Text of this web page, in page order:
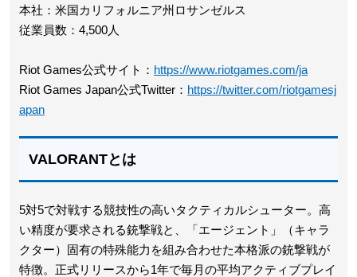
本社：米国カリフォルニア州ロサンゼルス
従業員数：4,500人
Riot Games公式サイト： https://www.riotgames.com/ja
Riot Games Japan公式Twitter： https://twitter.com/riotgamesj
apan
VALORANTとは
5対5で対戦する競技性の高いタクティカルシューター。高
い精度が要求される銃撃戦と、「エージェント」（キャラ
クター）固有の特殊能力を組み合わせた本格派の銃撃戦が
特徴。正式リリースから1年で毎月の平均アクティブプレイ